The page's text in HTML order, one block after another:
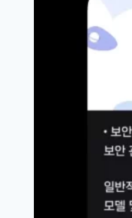
지
원
오
미
스
트
폰